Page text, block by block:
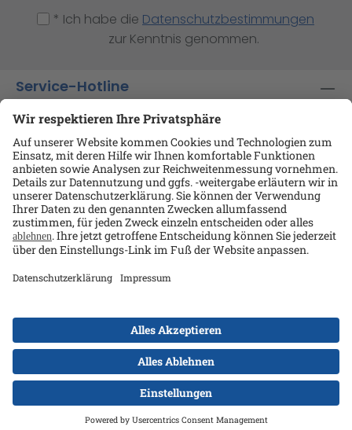
* Ich habe die Datenschutzbestimmungen
zur Kenntnis genommen.
Service-Hotline
Shop-Service
Informationen
Ansprechpartner
Kontakt
Alle Preise exkl. gesetzl. Mehrwertsteuer zzgl.
Versandkostenund ggf. Nachnahmegebühren, wenn
nicht anders angegeben.